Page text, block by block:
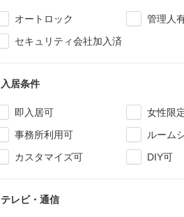
オートロック
管理人
セキュリティ会社加入済
入居条件
即入居可
女性限
事務所利用可
ルーム
カスタマイズ可
DIY可
テレビ・通信